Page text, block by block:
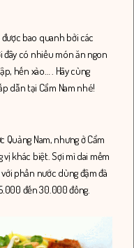
bao quanh bởi các
đây có nhiều món ăn ngon
hến xào… . Hãy cùng
dẫn tại Cẩm Nam nhé!
Quảng Nam, nhưng ở Cẩm
khác biệt. Sợi mì dai mềm
phần nước dùng đậm đà
đến 30.000 đồng.